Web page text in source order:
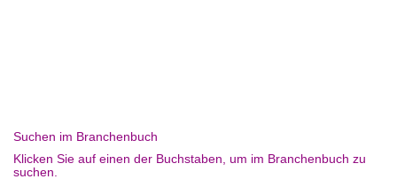
Suchen im Branchenbuch
Klicken Sie auf einen der Buchstaben, um im Branchenbuch zu
suchen.